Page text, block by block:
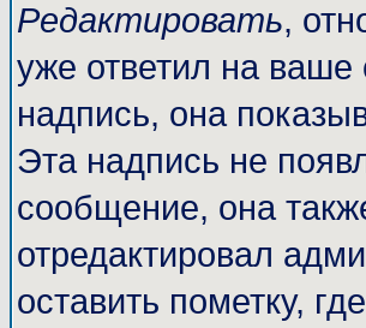
Редактировать,
уже ответил на
надпись, она
Эта надпись не
сообщение, она
отредактировал
оставить пометку,